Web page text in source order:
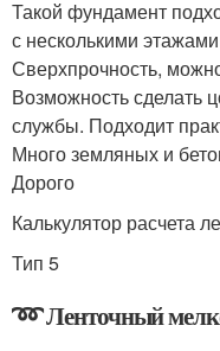
Такой фундамент
с несколькими
Сверхпрочность,
Возможность сделать
службы. Подходит
Много земляных и
Дорого
Калькулятор расчета
Тип 5
➿ Ленточный